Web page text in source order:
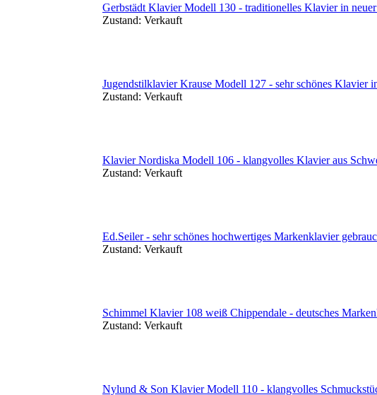
Gerbstädt Klavier Modell 130 - traditionelles Klavier in
Zustand: Verkauft
Jugendstilklavier Krause Modell 127 - sehr schönes Klavier
Zustand: Verkauft
Klavier Nordiska Modell 106 - klangvolles Klavier aus
Zustand: Verkauft
Ed.Seiler - sehr schönes hochwertiges Markenklavier
Zustand: Verkauft
Schimmel Klavier 108 weiß Chippendale - deutsches
Zustand: Verkauft
Nylund & Son Klavier Modell 110 - klangvolles